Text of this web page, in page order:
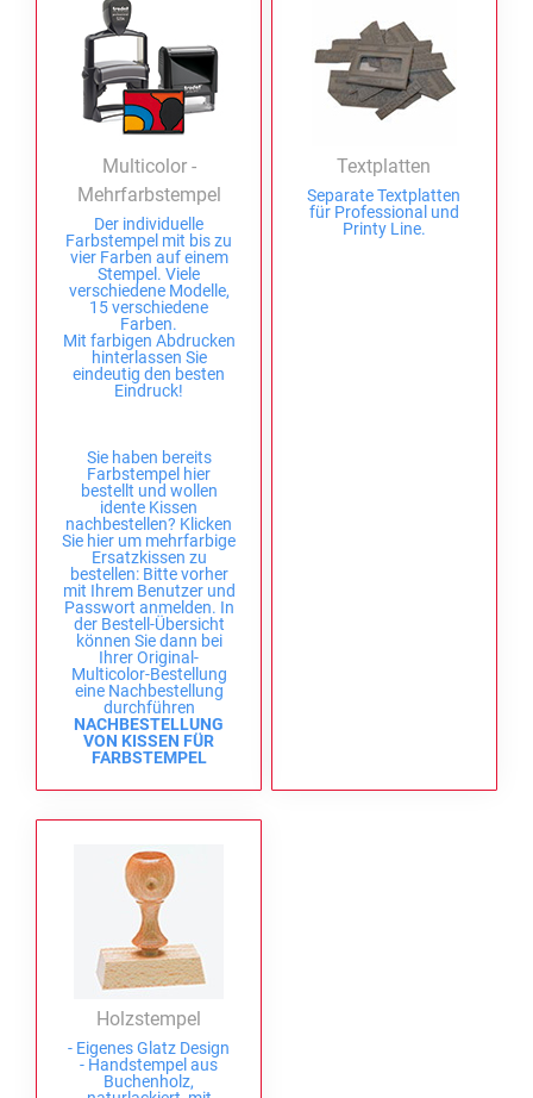
Multicolor -
Mehrfarbstempel
Der individuelle
Farbstempel mit bis zu
vier Farben auf einem
Stempel. Viele
verschiedene Modelle,
15 verschiedene
Farben.
Mit farbigen Abdrucken
hinterlassen Sie
eindeutig den besten
Eindruck!
Sie haben bereits
Farbstempel hier
bestellt und wollen
idente Kissen
nachbestellen? Klicken
Sie hier um mehrfarbige
Ersatzkissen zu
bestellen: Bitte vorher
mit Ihrem Benutzer und
Passwort anmelden. In
der Bestell-Übersicht
können Sie dann bei
Ihrer Original-
Multicolor-Bestellung
eine Nachbestellung
durchführen
NACHBESTELLUNG
VON KISSEN FÜR
FARBSTEMPEL
Textplatten
Separate Textplatten
für Professional und
Printy Line.
Holzstempel
- Eigenes Glatz Design
- Handstempel aus
Buchenholz,